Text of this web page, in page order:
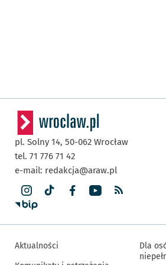
pl. Solny 14, 50-062 Wrocław
tel. 71 776 71 42
e-mail: redakcja@araw.pl
Aktualności
Dla